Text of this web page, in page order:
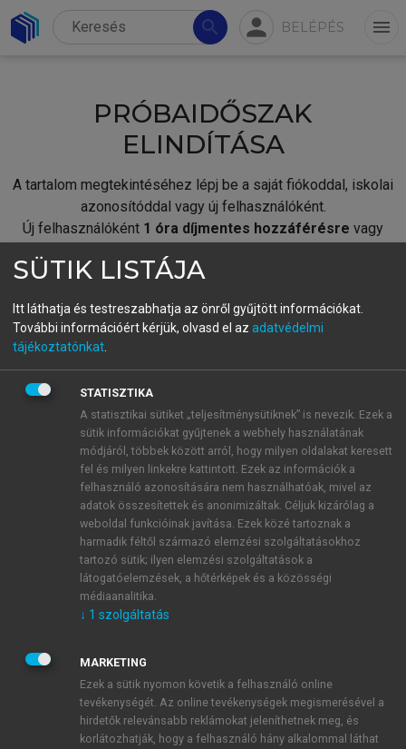
search person BELÉPÉS menu
PRÓBAIDŐSZAK
ELINDÍTÁSA
A tartalom megtekintéséhez lépj be a saját fiókoddal, iskolai
azonosítóddal vagy új felhasználóként.
Új felhasználóként 1 óra díjmentes hozzáférésre vagy
fiókoddal,vagy hozz létre új fiókot.
A regisztráció után apróbaidőszakautomatikusan
BELÉPÉS SAJÁT FIÓKKAL
ÚJ FIÓK LÉTREHOZÁSA
1 óra díjmentes hozzáférés
E-MAIL-CÍM
JELSZÓ
JELSZÓ ÚJRA
SÜTIK LISTÁJA
Itt láthatja és testreszabhatja az önről gyűjtött információkat.
További információért kérjük, olvasd el az adatvédelmi
tájékoztatónkat
STATISZTIKA
A statisztikai sütiket „teljesítménysütiknek” is nevezik. Ezek a
sütik információkat gyűjtenek a webhely használatának
módjáról, többek között arról, hogy milyen oldalakat keresett
fel és milyen linkekre kattintott. Ezek az információk a
felhasználó azonosítására nem használhatóak, mivel az
adatok összesítettek és anonimizáltak. Céljuk kizárólag a
weboldal funkcióinak javítása. Ezek közé tartoznak a
harmadik féltől származó elemzési szolgáltatásokhoz
tartozó sütik; ilyen elemzési szolgáltatások a
látogatóelemzések, a hőtérképek és a közösségi
médiaanalitika.
↓ 1 szolgáltatás
MARKETING
Ezek a sütik nyomon követik a felhasználó online
tevékenységét. Az online tevékenységek megismerésével a
hirdetők relevánsabb reklámokat jeleníthetnek meg, és
korlátozhatják, hogy a felhasználó hány alkalommal láthat